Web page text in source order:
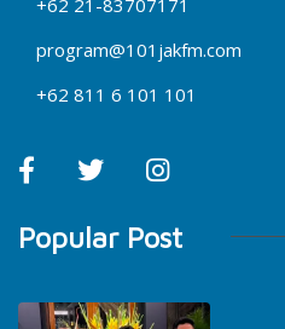
program@101jakfm.com
+62 811 6 101 101
Popular Post